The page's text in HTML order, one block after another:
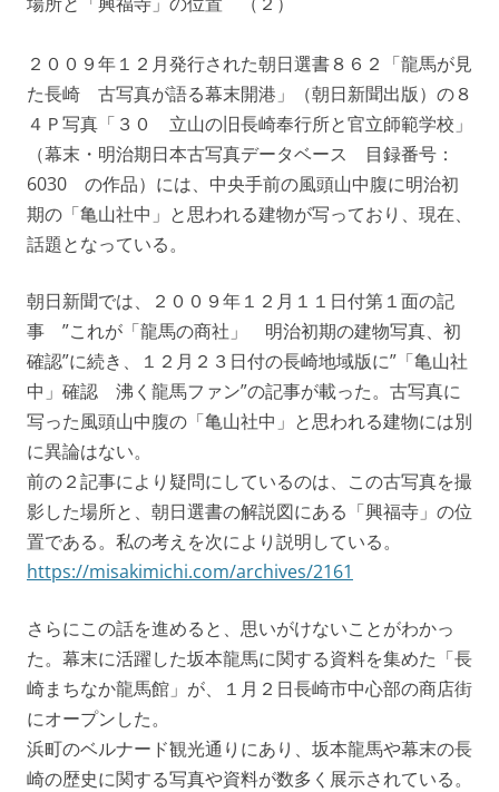
２００９年１２月発行された朝日選書８６２「龍馬が見
た長崎 古写真が語る幕末開港」（朝日新聞出版）の８
４Ｐ写真「３０ 立山の旧長崎奉行所と官立師範学校」
（幕末・明治期日本古写真データベース 目録番号：
6030 の作品）には、中央手前の風頭山中腹に明治初
期の「亀山社中」と思われる建物が写っており、現在、
話題となっている。
朝日新聞では、２００９年１２月１１日付第１面の記
事 ”これが「龍馬の商社」 明治初期の建物写真、初
確認”に続き、１２月２３日付の長崎地域版に”「亀山社
中」確認 沸く龍馬ファン”の記事が載った。古写真に
写った風頭山中腹の「亀山社中」と思われる建物には別
に異論はない。
前の２記事により疑問にしているのは、この古写真を撮
影した場所と、朝日選書の解説図にある「興福寺」の位
置である。私の考えを次により説明している。
https://misakimichi.com/archives/2161
さらにこの話を進めると、思いがけないことがわかっ
た。幕末に活躍した坂本龍馬に関する資料を集めた「長
崎まちなか龍馬館」が、１月２日長崎市中心部の商店街
にオープンした。
浜町のベルナード観光通りにあり、坂本龍馬や幕末の長
崎の歴史に関する写真や資料が数多く展示されている。